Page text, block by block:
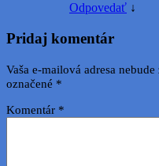
Odpovedať ↓
Pridaj komentár
Vaša e-mailová adresa nebude
označené *
Komentár *